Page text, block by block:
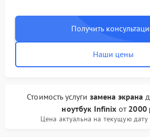
Получить
Наши цены
Стоимость услуги замена экрана
ноутбук Infinix от 2000
Цена актуальна на текущую